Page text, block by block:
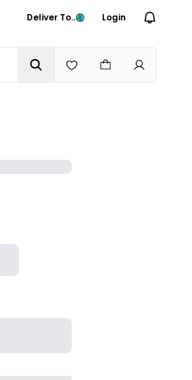
Deliver To.. Login